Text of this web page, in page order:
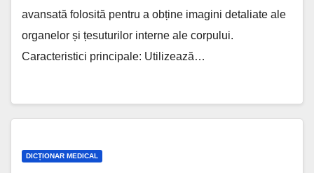
avansată folosită pentru a obține imagini detaliate ale
organelor și țesuturilor interne ale corpului.
Caracteristici principale: Utilizează…
DICȚIONAR MEDICAL